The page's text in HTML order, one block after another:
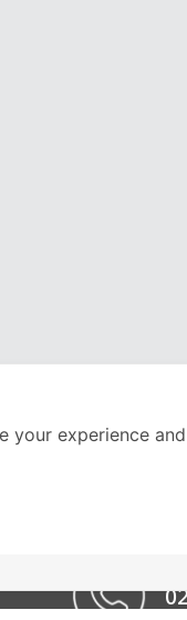
your experience